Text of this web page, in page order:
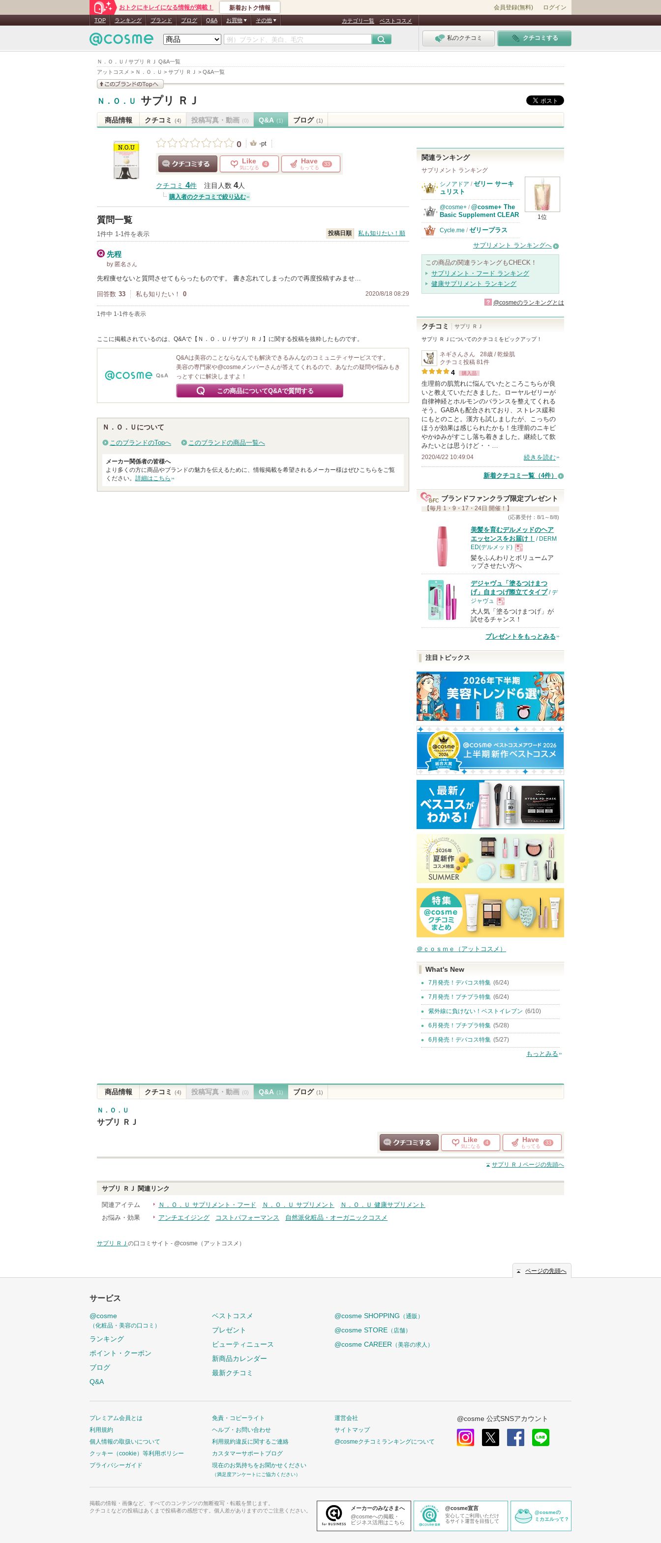
Ｎ．Ｏ．Ｕ / サプリ ＲＪ Q&A一覧
アットコスメ > Ｎ．Ｏ．Ｕ > サプリ ＲＪ > Q&A一覧
おトクにキレイになる情報が満載！ 新着おトク情報 会員登録(無料) ログイン
TOP ランキング ブランド ブログ Q&A お買物 その他 カテゴリ一覧 ベストコスメ
私のクチコミ クチコミする
このブランドの情報を
Ｎ．Ｏ．Ｕ サプリ ＲＪ
商品情報 クチコミ (4) 投稿写真・動画 (0) Q&A (1) ブログ (1)
0 -pt
Like
気になる
4 Have
もってる
33
クチコミ 4件 注目人数 4人
購入者のクチコミで絞り込む
質問一覧
1件中 1-1件を表示 投稿日順 私も知りたい！順
先程
by 匿名 さん
先程痩せないと質問させてもらったものです。 書き忘れてしまったので再度投稿すみませ…
回答数 33 私も知りたい！ 0 2020/8/18 08:29
1件中 1-1件を表示
ここに掲載されているのは、Q&Aで【Ｎ．Ｏ．Ｕ / サプリ ＲＪ】に関する投稿を抜粋したものです。
Q&Aは美容のことならなんでも解決できるみんなのコミュニティサービスです。
美容の専門家や@cosmeメンバーさんが答えてくれるので、あなたの疑問や悩みもき
っとすぐに解決しますよ！
この商品についてQ&Aで質問する
Ｎ．Ｏ．Ｕについて
このブランドのTopへ このブランドの商品一覧へ
メーカー関係者の皆様へ
より多くの方に商品やブランドの魅力を伝えるために、情報掲載を希望されるメーカー様はぜひこちらをご覧
ください。 詳細はこちら
関連ランキング
サプリメント ランキング
1位
シノアドア / ゼリー サーキ
ュリスト
@cosme+ / @cosme+ The
Basic Supplement CLEAR
Cycle.me / ゼリープラス
サプリメント ランキングへ
この商品の関連ランキングもCHECK！
サプリメント・フード ランキング
健康サプリメント ランキング
? @cosmeのランキングとは
クチコミ サプリ ＲＪ
サプリ ＲＪ についてのクチコミをピックアップ！
ネギさんさん
28歳 / 乾燥肌
クチコミ投稿 81件
4 購入品
生理前の肌荒れに悩んでいたところこちらが良
いと教えていただきました。ローヤルゼリーが
自律神経とホルモンのバランスを整えてくれる
そう。GABAも配合されており、ストレス緩和
にもとのこと。漢方も試しましたが、こっちの
ほうが効果は感じられたかも！生理前のニキビ
やかゆみがすこし落ち着きました。継続して飲
みたいとは思うけど・・…
2020/4/22 10:49:04 続きを読む
新着クチコミ一覧 （4件）
ブランドファンクラブ限定プレゼント
【毎月 1・9・17・24日 開催！】
(応募受付：8/1～8/8)
美髪を育むデルメッドのヘア
エッセンスをお届け！ / DERM
ED(デルメッド)
現
品
髪をふんわりとボリュームア
ップさせたい方へ
デジャヴュ「塗るつけまつ
げ」自まつげ際立てタイプ/ デ
ジャヴュ
現
品
大人気「塗るつけまつげ」が
試せるチャンス！
プレゼントをもっとみる
注目トピックス
＠ｃｏｓｍｅ（アットコスメ）
What's New
7月発売！デパコス特集 (6/24)
7月発売！プチプラ特集 (6/24)
紫外線に負けない！ベストイレブン (6/10)
6月発売！プチプラ特集 (5/28)
6月発売！デパコス特集 (5/27)
もっとみる
商品情報 クチコミ (4) 投稿写真・動画 (0) Q&A (1) ブログ (1)
Ｎ．Ｏ．Ｕ
サプリ ＲＪ
クチコミする
Like
気になる
4 Have
もってる
33
サプリ ＲＪ ページの先頭へ
サプリ ＲＪ 関連リンク
関連アイテム Ｎ．Ｏ．Ｕ サプリメント・フード Ｎ．Ｏ．Ｕ サプリメント
Ｎ．Ｏ．Ｕ 健康サプリメント
お悩み・効果
アンチエイジング コストパフォーマンス 自然派化粧品・オーガニックコスメ
サプリ ＲＪ の口コミサイト - @cosme（アットコスメ）
ページの先頭へ
サービス
@cosme
（化粧品・美容の口コミ）
ランキング
ポイント・クーポン
ブログ
Q&A
ベストコスメ
プレゼント
ビューティニュース
新商品カレンダー
最新クチコミ
@cosme SHOPPING （通販）
@cosme STORE （店舗）
@cosme CAREER （美容の求人）
プレミアム会員とは
利用規約
個人情報の取扱いについて
クッキー（cookie）等利用ポリシー
プライバシーガイド
免責・コピーライト
ヘルプ・お問い合わせ
利用規約違反に関するご連絡
カスタマーサポートブログ
現在のお気持ちをお聞かせください
（満足度アンケートにご協力ください）
運営会社
サイトマップ
@cosmeクチコミランキングについて
@cosme 公式SNSアカウント
掲載の情報・画像など、すべてのコンテンツの無断複写・転載を禁じます。
クチコミなどの投稿はあくまで投稿者の感想です。個人差がありますのでご注意ください。
メーカーのみなさまへ
@cosmeへの掲載・
ビジネス活用はこちら
@cosme宣言
安心してご利用いただけ
るサイト運営を目指して
@cosmeの
ミカエルって？